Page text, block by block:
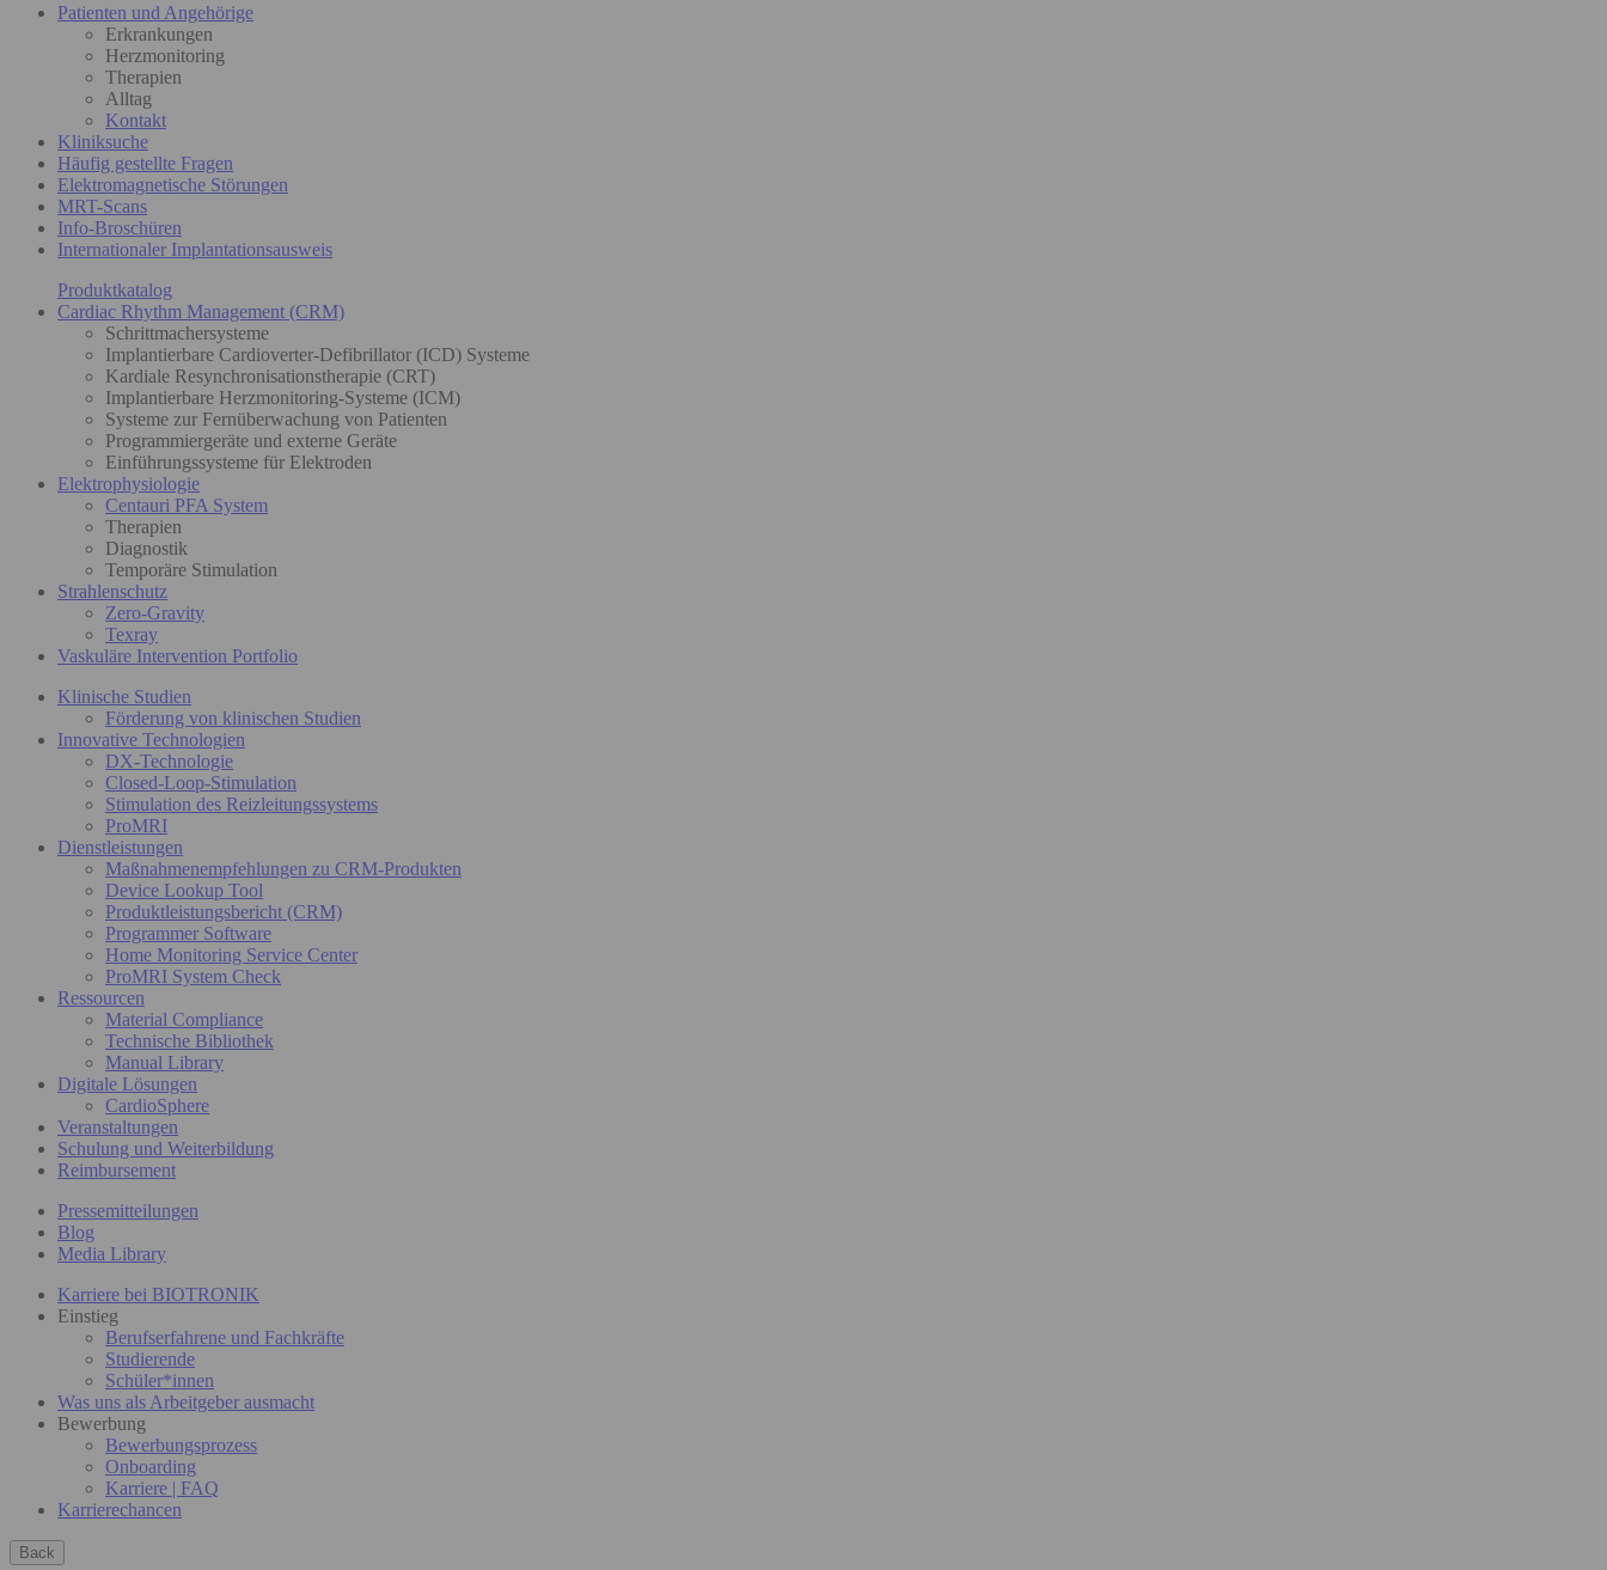
Patienten und Angehörige
Erkrankungen
Herzmonitoring
Therapien
Alltag
Kontakt
Kliniksuche
Häufig gestellte Fragen
Elektromagnetische Störungen
MRT-Scans
Info-Broschüren
Internationaler Implantationsausweis
Produktkatalog
Cardiac Rhythm Management (CRM)
Schrittmachersysteme
Implantierbare Cardioverter-Defibrillator (ICD) Systeme
Kardiale Resynchronisationstherapie (CRT)
Implantierbare Herzmonitoring-Systeme (ICM)
Systeme zur Fernüberwachung von Patienten
Programmiergeräte und externe Geräte
Einführungssysteme für Elektroden
Elektrophysiologie
Centauri PFA System
Therapien
Diagnostik
Temporäre Stimulation
Strahlenschutz
Zero-Gravity
Texray
Vaskuläre Intervention Portfolio
Klinische Studien
Förderung von klinischen Studien
Innovative Technologien
DX-Technologie
Closed-Loop-Stimulation
Stimulation des Reizleitungssystems
ProMRI
Dienstleistungen
Maßnahmenempfehlungen zu CRM-Produkten
Device Lookup Tool
Produktleistungsbericht (CRM)
Programmer Software
Home Monitoring Service Center
ProMRI System Check
Ressourcen
Material Compliance
Technische Bibliothek
Manual Library
Digitale Lösungen
CardioSphere
Veranstaltungen
Schulung und Weiterbildung
Reimbursement
Pressemitteilungen
Blog
Media Library
Karriere bei BIOTRONIK
Einstieg
Berufserfahrene und Fachkräfte
Studierende
Schüler*innen
Was uns als Arbeitgeber ausmacht
Bewerbung
Bewerbungsprozess
Onboarding
Karriere | FAQ
Karrierechancen
Back